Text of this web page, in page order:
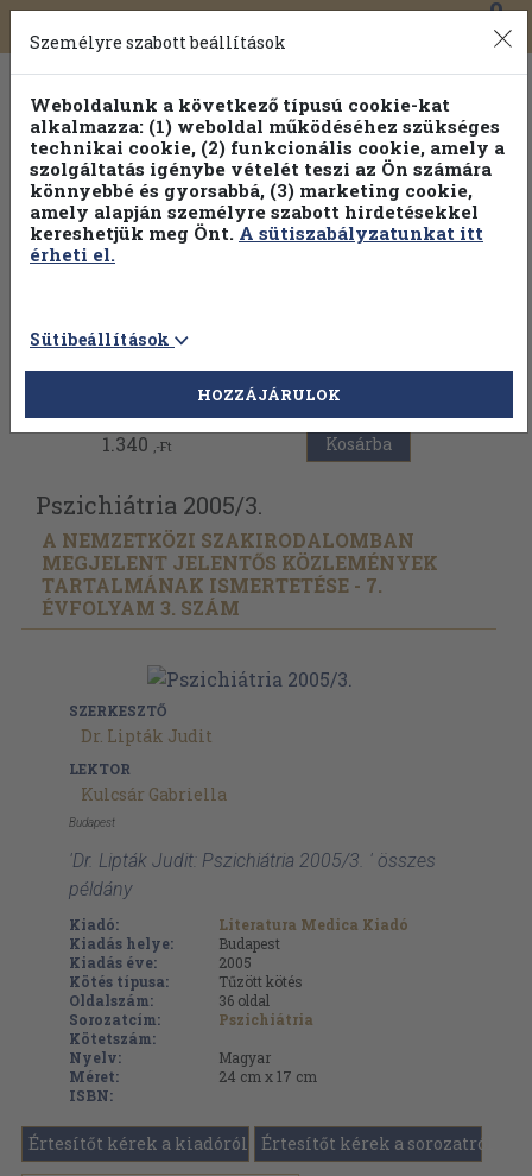
Toggle
navigation
0
Vissza az előző oldalra
1.340 ,-Ft Kosárba
Pszichiátria 2005/3.
A NEMZETKÖZI SZAKIRODALOMBAN
MEGJELENT JELENTŐS KÖZLEMÉNYEK
TARTALMÁNAK ISMERTETÉSE - 7.
ÉVFOLYAM 3. SZÁM
SZERKESZTŐ
Dr. Lipták Judit
LEKTOR
Kulcsár Gabriella
Budapest
'Dr. Lipták Judit: Pszichiátria 2005/3. ' összes
példány
Kiadó:
Literatura Medica Kiadó
Kiadás helye:
Budapest
Kiadás éve:
2005
Kötés típusa:
Tűzött kötés
Oldalszám:
36 oldal
Sorozatcím:
Pszichiátria
Kötetszám:
Nyelv:
Magyar
Méret:
24 cm x 17 cm
ISBN:
Értesítőt kérek a kiadóról Értesítőt kérek a sorozatról
Személyre szabott beállítások
Weboldalunk a következő típusú cookie-kat
alkalmazza: (1) weboldal működéséhez szükséges
technikai cookie, (2) funkcionális cookie, amely a
szolgáltatás igénybe vételét teszi az Ön számára
könnyebbé és gyorsabbá, (3) marketing cookie,
amely alapján személyre szabott hirdetésekkel
kereshetjük meg Önt. A sütiszabályzatunkat itt
érheti el.
Sütibeállítások
HOZZÁJÁRULOK